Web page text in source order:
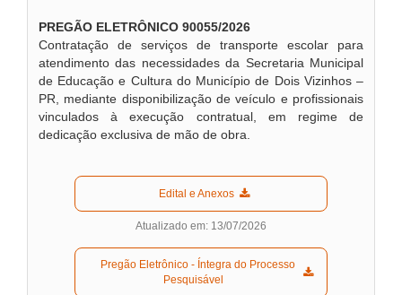
PREGÃO ELETRÔNICO 90055/2026
Contratação de serviços de transporte escolar para
atendimento das necessidades da Secretaria Municipal
de Educação e Cultura do Município de Dois Vizinhos –
PR, mediante disponibilização de veículo e profissionais
vinculados à execução contratual, em regime de
dedicação exclusiva de mão de obra.
  Edital e Anexos
Atualizado em: 13/07/2026
Pesquisável